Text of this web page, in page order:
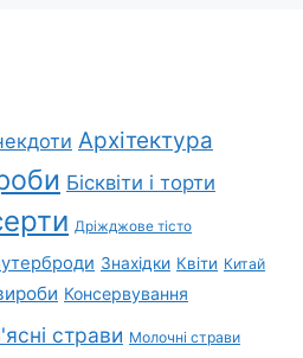
Архітектура
Бісквіти і торти
Дріжджове тісто
Знахідки Квіти Китай
Консервування
страви Молочні страви